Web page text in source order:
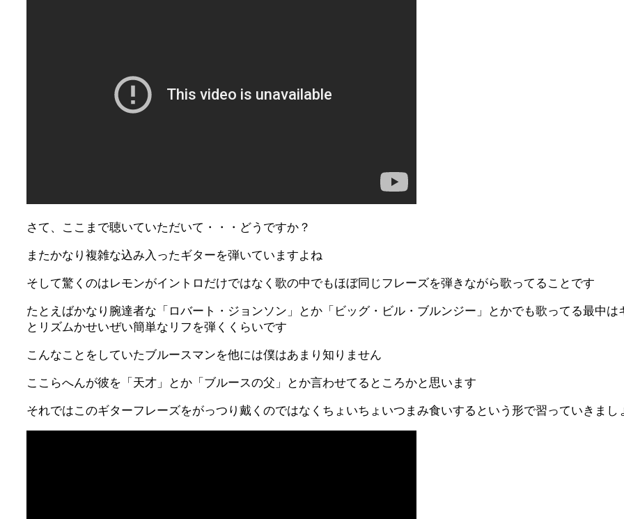
さて、ここまで聴いていただいて・・・どうですか？
またかなり複雑な込み入ったギターを弾いていますよね
そして驚くのはレモンがイントロだけではなく歌の中でもほぼ同じフレーズを弾きながら歌ってることです
たとえばかなり腕達者な「ロバート・ジョンソン」とか「ビッグ・ビル・ブルンジー」とかでも歌ってる最中は
とリズムかせいぜい簡単なリフを弾くくらいです
こんなことをしていたブルースマンを他には僕はあまり知りません
ここらへんが彼を「天才」とか「ブルースの父」とか言わせてるところかと思います
それではこのギターフレーズをがっつり戴くのではなくちょいちょいつまみ食いするという形で習っていきまし